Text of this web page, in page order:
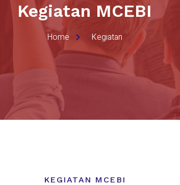
Kegiatan MCEBI
Home Kegiatan
KEGIATAN MCEBI